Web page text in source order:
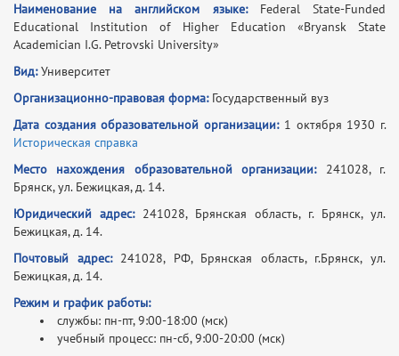
Наименование на английском языке:Federal State-Funded
Educational Institution of Higher Education «Bryansk State
Academician I.G. Petrovski University»
Вид:Университет
Организационно-правовая форма:Государственный вуз
Дата создания образовательной организации: 1 октября 1930 г.
Историческая справка
Место нахождения образовательной организации:
241028, г.
Брянск, ул. Бежицкая, д. 14.
Юридический адрес:241028, Брянская область, г. Брянск, ул.
Бежицкая, д. 14.
Почтовый адрес:241028, РФ, Брянская область, г.Брянск, ул.
Бежицкая, д. 14.
Режим и график работы:
службы: пн-пт, 9:00-18:00 (мск)
учебный процесс: пн-сб, 9:00-20:00 (мск)